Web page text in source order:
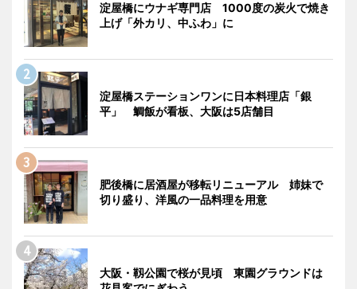
淀屋橋にウナギ専門店 1000度の炭火で焼き
上げ「外カリ、中ふわ」に
淀屋橋ステーションワンに日本料理店「銀
平」 鯛飯が看板、大阪は5店舗目
肥後橋に居酒屋が移転リニューアル 姉妹で
切り盛り、洋風の一品料理を用意
大阪・靱公園で桜が見頃 東園グラウンドは